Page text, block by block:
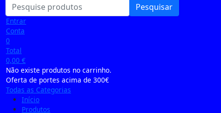
Pesquisar
Entrar
Conta
0
Total
0,00 €
Não existe produtos no carrinho.
Oferta de portes acima de 300€
Todas as Categorias
Início
Produtos